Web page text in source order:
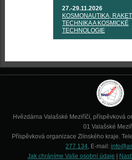
27.-29.11.2026
KOSMONAUTIKA,
TECHNIKA A KOSMICKÉ
TECHNOLOGIE
Hvězdárna Valašské Meziříčí, příspěvková
01 Valašské
Příspěvková organizace Zlínského kraje.
277 134, E-mail:
Jak chráníme Vaše osobní údaje